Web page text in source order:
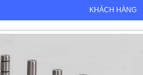
KHÁCH HÀNG